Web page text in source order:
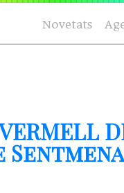
Novetats